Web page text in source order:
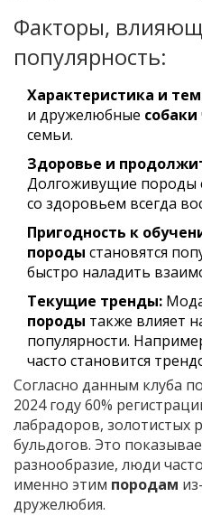
Факторы,
популярность:
Характеристика и
и дружелюбные собаки
семьи.
Здоровье и
Долгоживущие
со здоровьем всегда
Пригодность к
породы становятся
быстро наладить
Текущие тренды:
породы также влияет
популярности.
часто становится
Согласно данным клуба
2024 году 60%
лабрадоров, золотистых
бульдогов. Это
разнообразие, люди
именно этим породам
дружелюбия.